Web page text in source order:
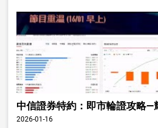
中信證券特約：即市輪證攻略—
2026-01-16